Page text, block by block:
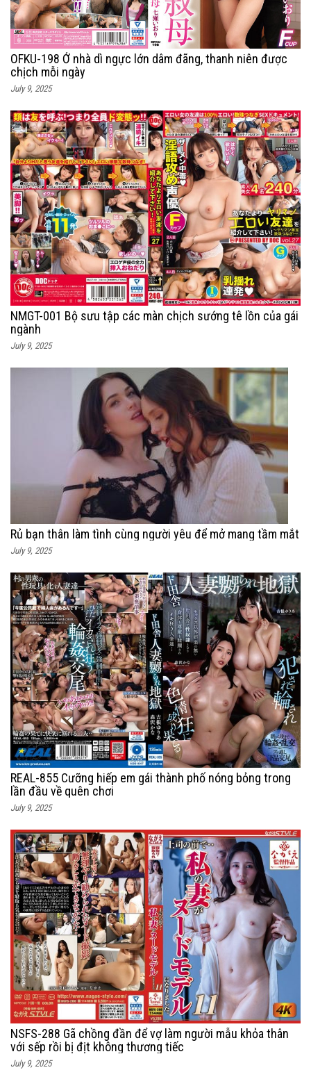
OFKU-198 Ở nhà dì ngực lớn dâm đãng, thanh niên được
chịch mỗi ngày
July 9, 2025
NMGT-001 Bộ sưu tập các màn chịch sướng tê lồn của gái
ngành
July 9, 2025
Rủ bạn thân làm tình cùng người yêu để mở mang tầm mắt
July 9, 2025
REAL-855 Cưỡng hiếp em gái thành phố nóng bỏng trong
lần đầu về quên chơi
July 9, 2025
NSFS-288 Gã chồng đần để vợ làm người mẫu khỏa thân
với sếp rồi bị địt không thương tiếc
July 9, 2025